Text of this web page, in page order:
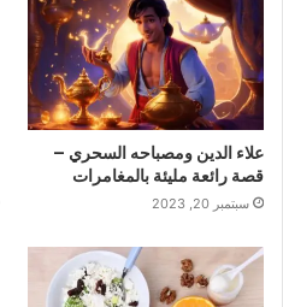
علاء الدين ومصباحه السحري –
قصة رائعة مليئة بالمغامرات
سبتمبر 20, 2023